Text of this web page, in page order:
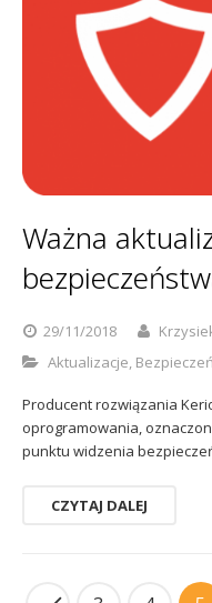
Ważna
29/11/2018
Aktualizacje,
Producent rozwiązania
oprogramowania,
punktu widzenia
CZYTAJ DALEJ